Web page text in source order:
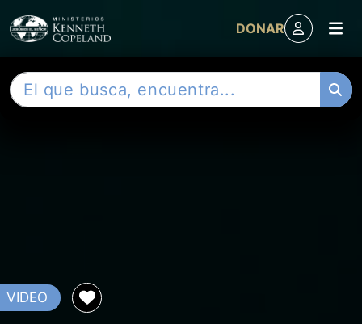
DONAR
B
u
VIDEO